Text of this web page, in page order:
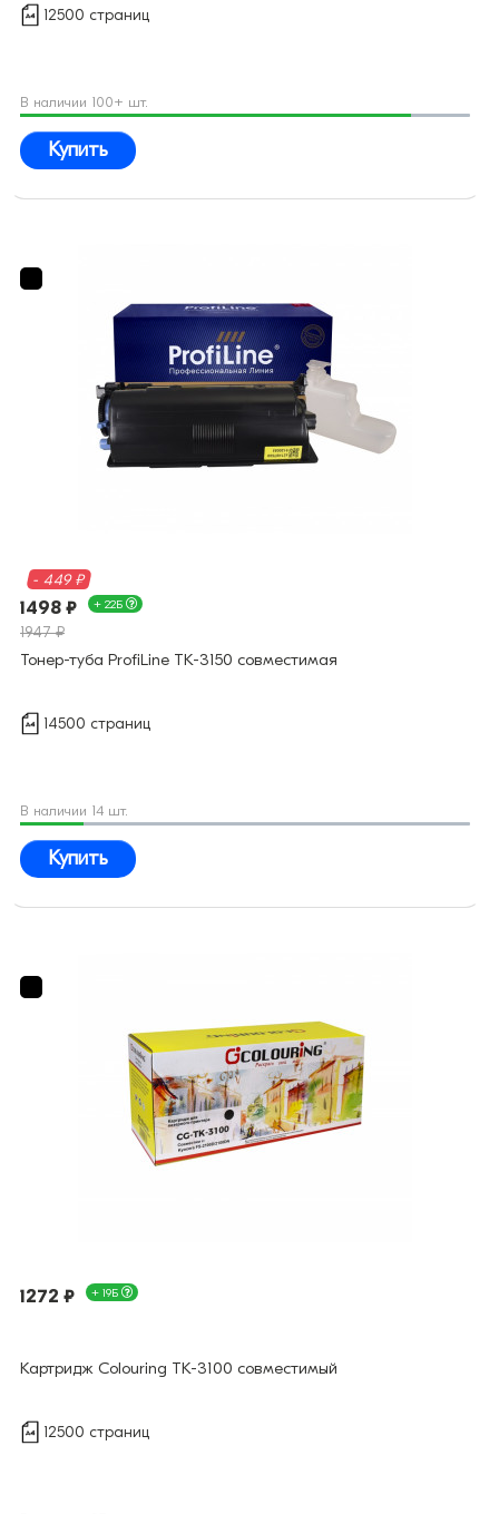
12500 страниц
В наличии 100+ шт.
Купить
- 449 ₽
1498 ₽ + 22Б
1947 ₽
Тонер-туба ProfiLine TK-3150 совместимая
14500 страниц
В наличии 14 шт.
Купить
1272 ₽ + 19Б
Картридж Colouring TK-3100 совместимый
12500 страниц